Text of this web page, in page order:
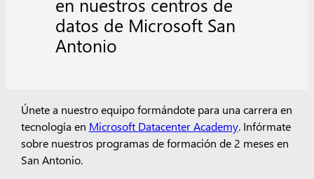
datos de Microsoft San
Antonio
Únete a nuestro equipo formándote para una carrera en
tecnología en Microsoft Datacenter Academy. Infórmate
sobre nuestros programas de formación de 2 meses en
San Antonio.